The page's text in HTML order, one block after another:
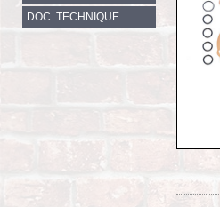
DOC. TECHNIQUE